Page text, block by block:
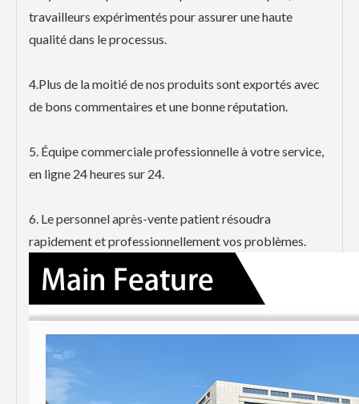
travailleurs expérimentés pour assurer une haute
qualité dans le processus.
4.Plus de la moitié de nos produits sont exportés avec
de bons commentaires et une bonne réputation.
5. Équipe commerciale professionnelle à votre service,
en ligne 24 heures sur 24.
6. Le personnel après-vente patient résoudra
rapidement et professionnellement vos problèmes.